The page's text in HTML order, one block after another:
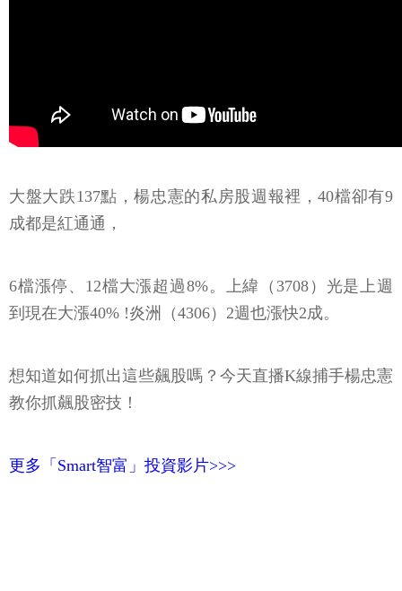
大盤大跌137點，楊忠憲的私房股週報裡，40檔卻有9
成都是紅通通，
6檔漲停、12檔大漲超過8%。上緯（3708）光是上週
到現在大漲40% !炎洲（4306）2週也漲快2成。
想知道如何抓出這些飆股嗎？今天直播K線捕手楊忠憲
教你抓飆股密技！
更多「Smart智富」投資影片>>>